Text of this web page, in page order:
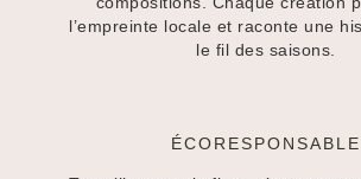
l’empreinte locale et raconte une
le fil des saisons.
ÉCORESPONSABLE